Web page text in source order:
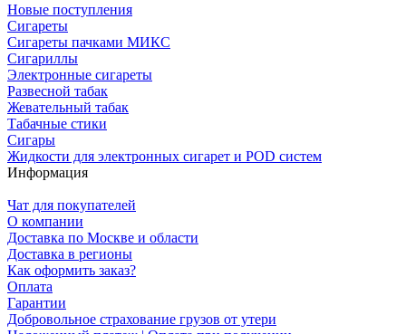
Новые поступления
Сигареты
Сигареты пачками МИКС
Сигариллы
Электронные сигареты
Развесной табак
Жевательный табак
Табачные стики
Сигары
Жидкости для электронных сигарет и POD систем
Информация
Чат для покупателей
О компании
Доставка по Москве и области
Доставка в регионы
Как оформить заказ?
Оплата
Гарантии
Добровольное страхование грузов от утери